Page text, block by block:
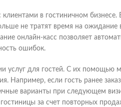
в гостиничном бизнесе.
не тратят время на
онлайн-касс позволяет
ошибок.
услуг для гостей. С их помощью
Например, если гость ранее
варианты при следующем
за счет повторных